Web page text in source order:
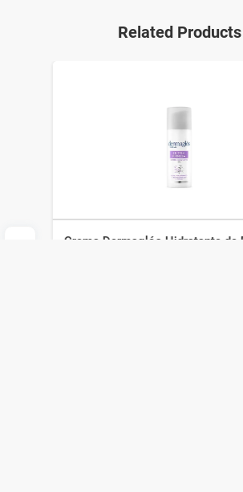
Related Products
Crema Dermaglós Hidratante de